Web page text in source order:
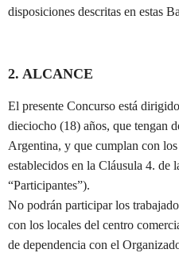
disposiciones descritas en estas
2. ALCANCE
El presente Concurso está
dieciocho (18) años, que tengan
Argentina, y que cumplan con
establecidos en la Cláusula 4. de
“Participantes”).
No podrán participar los
con los locales del centro
de dependencia con el